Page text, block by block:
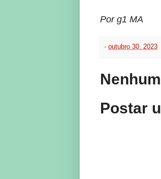
Por g1 MA
- outubro 30, 2023
Postar